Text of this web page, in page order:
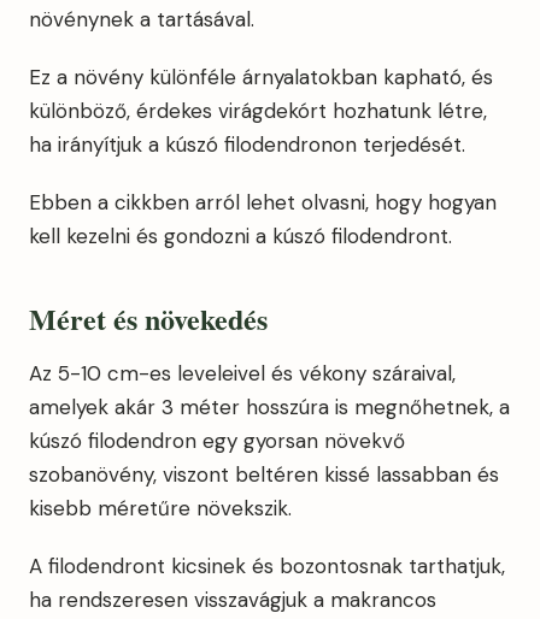
növénynek a tartásával.
Ez a növény különféle árnyalatokban kapható, és
különböző, érdekes virágdekórt hozhatunk létre,
ha irányítjuk a kúszó filodendronon terjedését.
Ebben a cikkben arról lehet olvasni, hogy hogyan
kell kezelni és gondozni a kúszó filodendront.
Méret és növekedés
Az 5-10 cm-es leveleivel és vékony száraival,
amelyek akár 3 méter hosszúra is megnőhetnek, a
kúszó filodendron egy gyorsan növekvő
szobanövény, viszont beltéren kissé lassabban és
kisebb méretűre növekszik.
A filodendront kicsinek és bozontosnak tarthatjuk,
ha rendszeresen visszavágjuk a makrancos